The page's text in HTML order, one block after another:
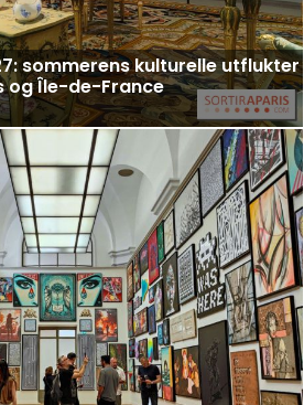
sommerens kulturelle utflukter
og Île-de-France